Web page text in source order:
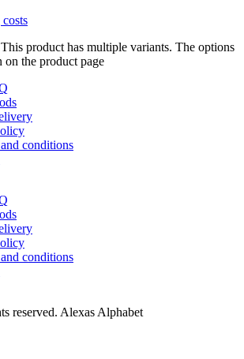
This product has multiple variants. The options
on the product page
conditions
conditions
reserved. Alexas Alphabet